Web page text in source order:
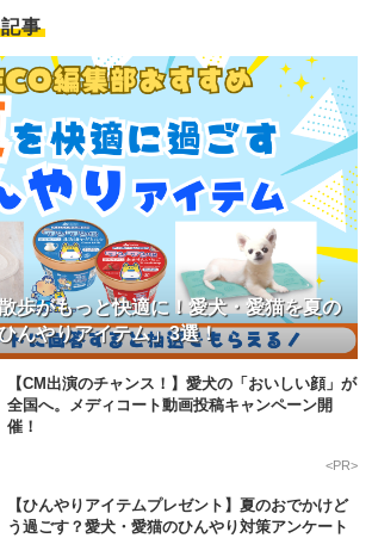
事
歩がもっと快適に！愛犬・愛猫を夏の
んやりアイテム」3選！
【CM出演のチャンス！】愛犬の「おいしい顔」が
全国へ。メディコート動画投稿キャンペーン開
催！
<PR>
【ひんやりアイテムプレゼント】夏のおでかけど
う過ごす？愛犬・愛猫のひんやり対策アンケート